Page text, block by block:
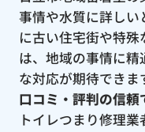
事情や水質に詳し
に古い住宅街や特
は、地域の事情に
な対応が期待できま
口コミ・評判の信
トイレつまり修理